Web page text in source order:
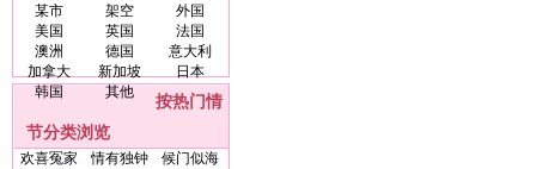
某市
架空
外国
美国
英国
法国
澳洲
德国
意大利
加拿大
新加坡
日本
韩国
其他
按热门情
节分类浏览
欢喜冤家 情有独钟
候门似海